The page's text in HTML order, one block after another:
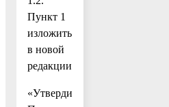
Пункт 1
изложить
в новой
редакции:
«Утвердить